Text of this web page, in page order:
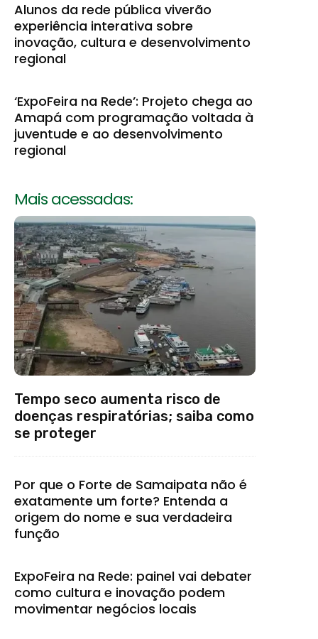
Alunos da rede pública viverão
experiência interativa sobre
inovação, cultura e desenvolvimento
regional
‘ExpoFeira na Rede’: Projeto chega ao
Amapá com programação voltada à
juventude e ao desenvolvimento
regional
Mais acessadas:
Tempo seco aumenta risco de
doenças respiratórias; saiba como
se proteger
Por que o Forte de Samaipata não é
exatamente um forte? Entenda a
origem do nome e sua verdadeira
função
ExpoFeira na Rede: painel vai debater
como cultura e inovação podem
movimentar negócios locais